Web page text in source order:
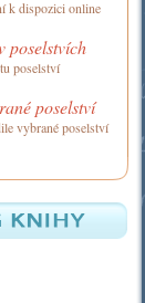
k dispozici online
poselstvích
poselství
poselství
vybrané poselství